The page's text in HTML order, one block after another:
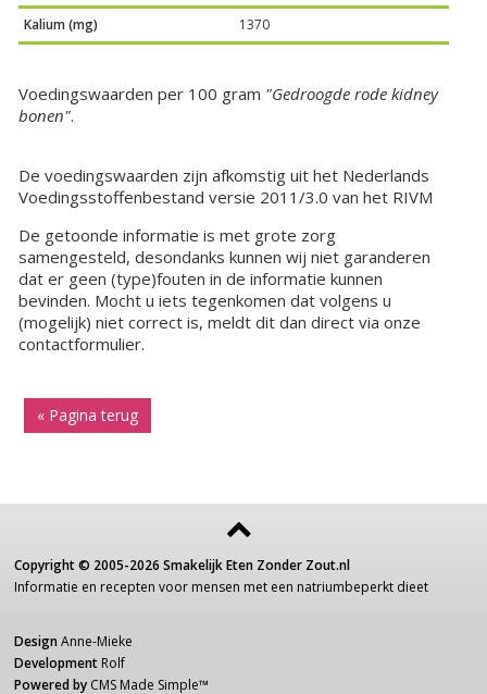
Kalium (mg)
1370
Voedingswaarden per 100 gram "Gedroogde rode kidney
bonen".
De voedingswaarden zijn afkomstig uit het Nederlands
Voedingsstoffenbestand versie 2011/3.0 van het RIVM
De getoonde informatie is met grote zorg
samengesteld, desondanks kunnen wij niet garanderen
dat er geen (type)fouten in de informatie kunnen
bevinden. Mocht u iets tegenkomen dat volgens u
(mogelijk) niet correct is, meldt dit dan direct via onze
contactformulier.
« Pagina terug
Copyright © 2005-2026 Smakelijk Eten Zonder Zout.nl
Informatie en recepten voor mensen met een natriumbeperkt dieet
Design Anne-Mieke
Development Rolf
Powered by CMS Made Simple™